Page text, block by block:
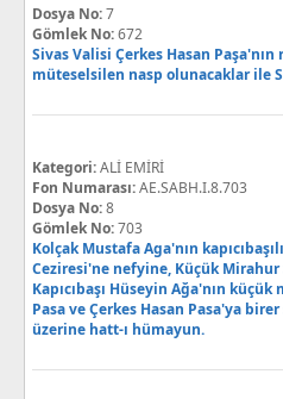
Dosya No:7
Gömlek No:672
Sivas Valisi Çerkes Hasan
müteselsilen nasp olunacaklar ile
Kategori:ALİ EMİRİ
Fon Numarası:AE.SABH.I.8.703
Dosya No:8
Gömlek No:703
Kolçak Mustafa Aga'nın
Ceziresi'ne nefyine, Küçük Mirahur
Kapıcıbaşı Hüseyin Ağa'nın
Pasa ve Çerkes Hasan Pasa'ya
üzerine hatt-ı hümayun.